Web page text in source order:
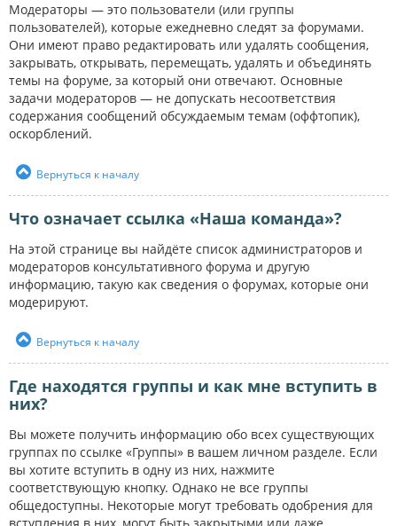
Модераторы — это пользователи (или группы
пользователей), которые ежедневно следят за форумами.
Они имеют право редактировать или удалять сообщения,
закрывать, открывать, перемещать, удалять и объединять
темы на форуме, за который они отвечают. Основные
задачи модераторов — не допускать несоответствия
содержания сообщений обсуждаемым темам (оффтопик),
оскорблений.
Вернуться к началу
Что означает ссылка «Наша команда»?
На этой странице вы найдёте список администраторов и
модераторов консультативного форума и другую
информацию, такую как сведения о форумах, которые они
модерируют.
Вернуться к началу
Где находятся группы и как мне вступить в
них?
Вы можете получить информацию обо всех существующих
группах по ссылке «Группы» в вашем личном разделе. Если
вы хотите вступить в одну из них, нажмите
соответствующую кнопку. Однако не все группы
общедоступны. Некоторые могут требовать одобрения для